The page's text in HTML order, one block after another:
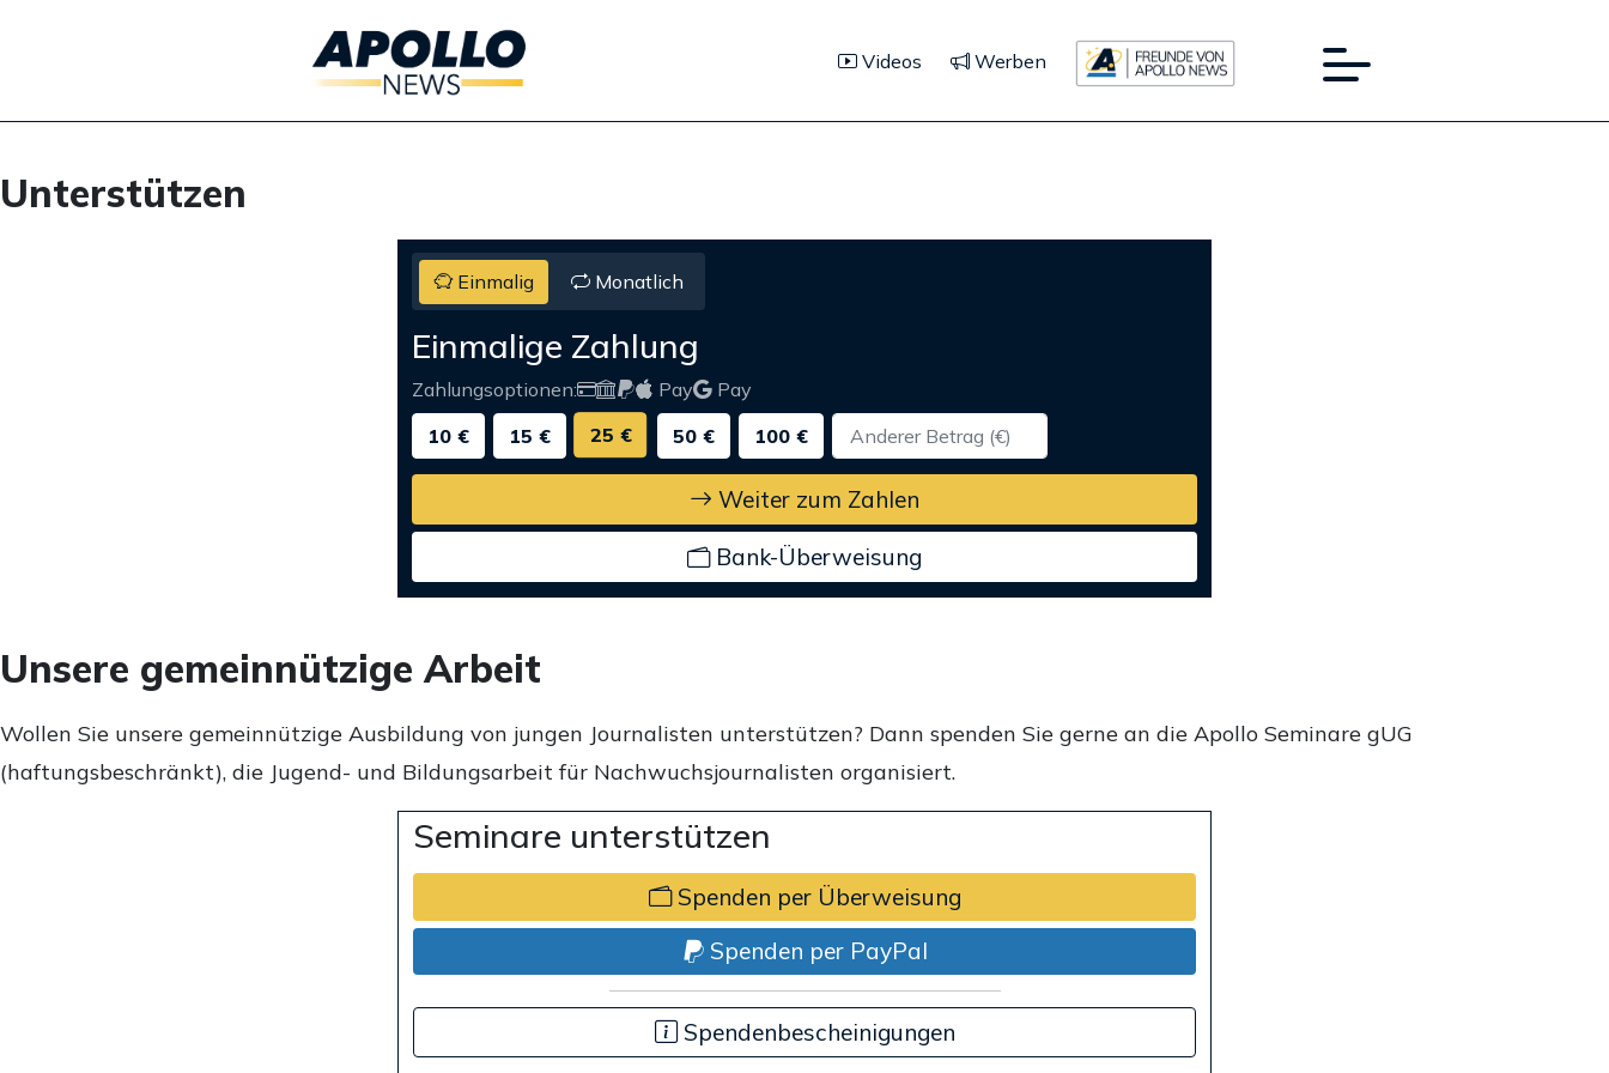
Videos Werben
Unterstützen
Einmalig Monatlich
Einmalige Zahlung
Zahlungsoptionen: Pay
Pay
10 €
15 € 25 € 50 € 100 €
Weiter zum Zahlen
Bank-Überweisung
Unsere gemeinnützige Arbeit
Wollen Sie unsere gemeinnützige Ausbildung von jungen Journalisten unterstützen? Dann spenden Sie gerne an die Apollo Seminare gUG
(haftungsbeschränkt), die Jugend- und Bildungsarbeit für Nachwuchsjournalisten organisiert.
Seminare unterstützen
Spenden per Überweisung
Spenden per PayPal
Spendenbescheinigungen